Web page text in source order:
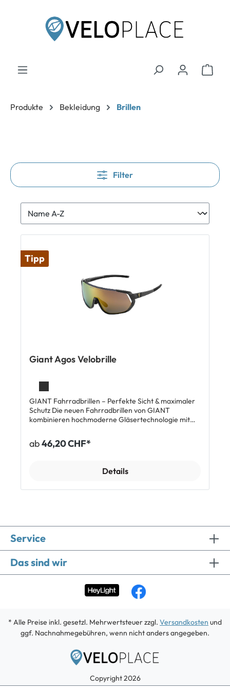
Produkte Bekleidung Brillen
Filter
Tipp
Giant Agos Velobrille
GIANT Fahrradbrillen – Perfekte Sicht & maximaler
Schutz Die neuen Fahrradbrillen von GIANT
kombinieren hochmoderne Gläsertechnologie mit
schützen und deine Performance auf dem Rad zu
steigern. Highlights der GIANT Velobrille Agos:
gewölbte Gläser mit speziellen Lüftungsöffnungen
verhindern das Beschlagen durch Feuchtigkeitsstau.
UV-Strahlung (UV400). Optimiertes Rahmendesign:
Die halbrahmenlose Konstruktion ermöglicht ein
uneingeschränktes Sichtfeld – perfekt für
aerodynamische Fahrpositionen. Sicherer
Tragekomfort: Mit Silikon gepolsterte Bügelenden
und eine individuell anpassbare Nasenauflage sorgen
für einen rutschfesten und bequemen Sitz.
Mikrofaserbeutel. Technische Daten: Gewicht: 31g
Glasbreite: 60mm Gläserfarbe: Gold oder blau
Base Curve: 6+3C Rahmenform: Halbrand mit
Fahrerlebnis mit den GIANT Fahrradbrillen! ‍
Lieferumfang 1 x GIANT Agos Velobrille inkl.
ab46,20 CHF*
Details
Service
Das sind wir
* Alle Preise inkl. gesetzl. Mehrwertsteuer zzgl. Versandkosten und
ggf. Nachnahmegebühren, wenn nicht anders angegeben.
Copyright 2026